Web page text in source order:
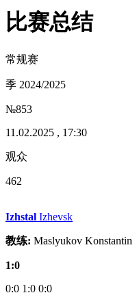
比赛总结
常规赛
季 2024/2025
№853
11.02.2025 , 17:30
观众
462
Izhstal Izhevsk
教练: Maslyukov Konstantin
1:0
0:0 1:0 0:0